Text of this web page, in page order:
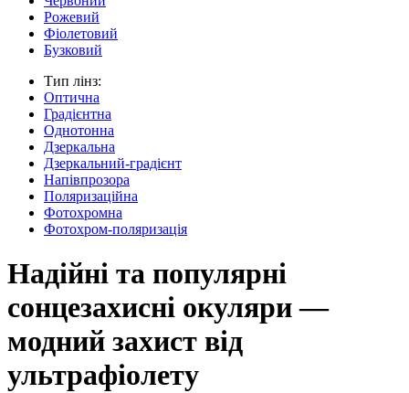
Рожевий
Фіолетовий
Бузковий
Тип лінз:
Оптична
Градієнтна
Однотонна
Дзеркальна
Дзеркальний-градієнт
Напівпрозора
Поляризаційна
Фотохромна
Фотохром-поляризація
Надійні та популярні
сонцезахисні окуляри —
модний захист від
ультрафіолету